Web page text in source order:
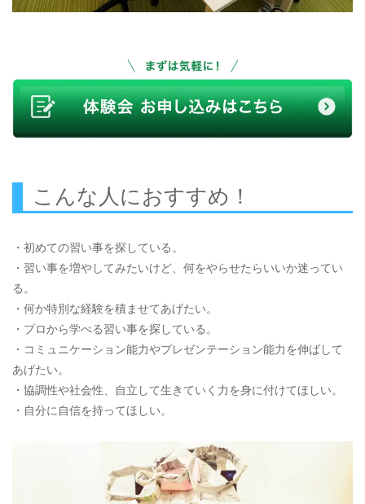
こんな人におすすめ！
・初めての習い事を探している。
・習い事を増やしてみたいけど、何をやらせたらいいか迷ってい
る。
・何か特別な経験を積ませてあげたい。
・プロから学べる習い事を探している。
・コミュニケーション能力やプレゼンテーション能力を伸ばして
あげたい。
・協調性や社会性、自立して生きていく力を身に付けてほしい。
・自分に自信を持ってほしい。